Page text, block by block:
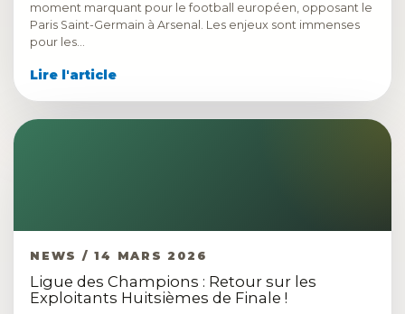
moment marquant pour le football européen, opposant le
Paris Saint-Germain à Arsenal. Les enjeux sont immenses
pour les…
Lire l'article
NEWS / 14 MARS 2026
Ligue des Champions : Retour sur les
Exploitants Huitsièmes de Finale !